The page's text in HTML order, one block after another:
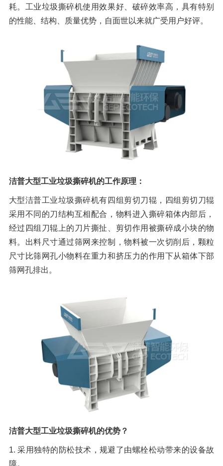
橡胶破胶机组
风选机 滚筒筛
轮胎抽丝机
耗。工业垃圾撕碎机使用效果好、破碎效率高，具有特别
的性能、结构、质量优势，自面世以来就广受用户好评。
洁普大型工业垃圾撕碎机的工作原理：
大型洁普工业垃圾撕碎机有四组剪切刀辊，四组剪切刀辊
采用不同的刀结构互相配合，物料进入撕碎箱体内部后，
经过四组刀辊上的刀片撕扯、剪切作用被撕碎成小块的物
料。出料尺寸通过筛网来控制，物料被一次切削后，颗粒
尺寸比筛网孔小物料在重力和挤压力的作用下从箱体下部
筛网孔排出。
洁普大型工业垃圾撕碎机的优势？
1. 采用独特的防松技术，规避了由螺栓松动带来的设备故
障。